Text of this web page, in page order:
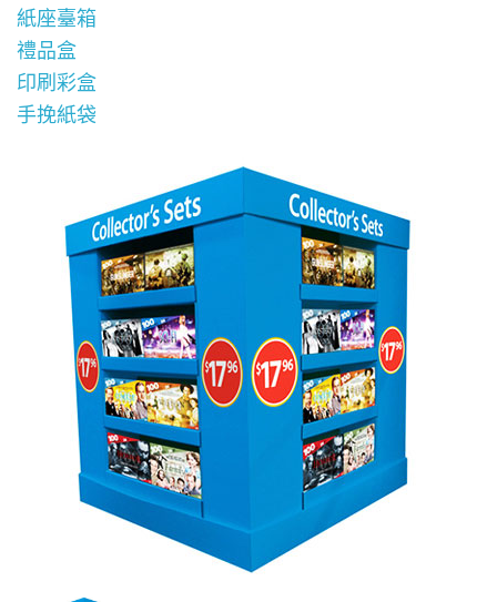
紙座臺箱
禮品盒
印刷彩盒
手挽紙袋